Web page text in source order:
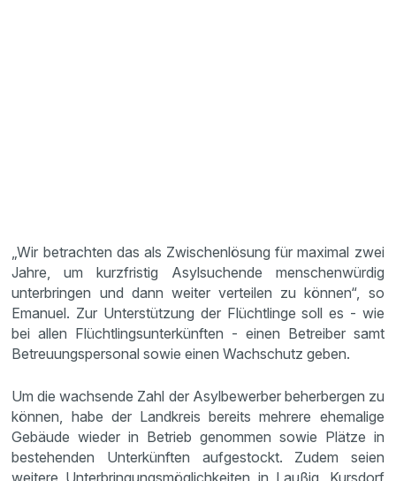
„Wir betrachten das als Zwischenlösung für maximal zwei
Jahre, um kurzfristig Asylsuchende menschenwürdig
unterbringen und dann weiter verteilen zu können“, so
Emanuel. Zur Unterstützung der Flüchtlinge soll es - wie
bei allen Flüchtlingsunterkünften - einen Betreiber samt
Betreuungspersonal sowie einen Wachschutz geben.
Um die wachsende Zahl der Asylbewerber beherbergen zu
können, habe der Landkreis bereits mehrere ehemalige
Gebäude wieder in Betrieb genommen sowie Plätze in
bestehenden Unterkünften aufgestockt. Zudem seien
weitere Unterbringungsmöglichkeiten in Laußig, Kursdorf